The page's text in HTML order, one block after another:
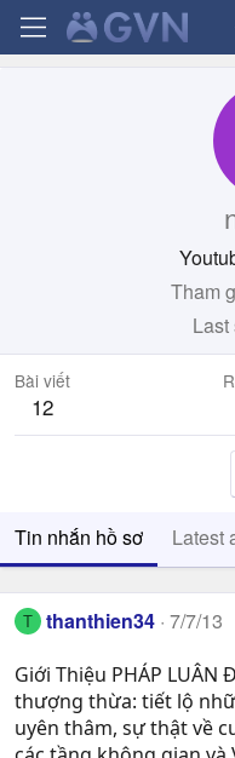
Tham
Last
Bài viết
12
Tin nhắn hồ sơ Latest
T thanthien34 7/7/13
Giới Thiệu PHÁP LUÂN
thượng thừa: tiết lộ
uyên thâm, sự thật về